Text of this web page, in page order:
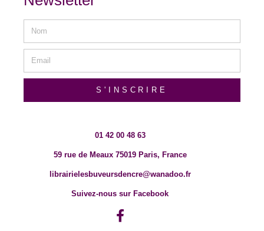
S'INSCRIRE
01 42 00 48 63
59 rue de Meaux 75019 Paris, France
librairielesbuveursdencre@wanadoo.fr
Suivez-nous sur Facebook